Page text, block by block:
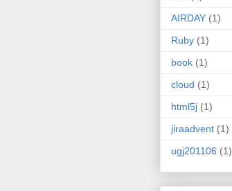
AIRDAY (1)
Ruby (1)
book (1)
cloud (1)
html5j (1)
jiraadvent (1)
ugj201106 (1)